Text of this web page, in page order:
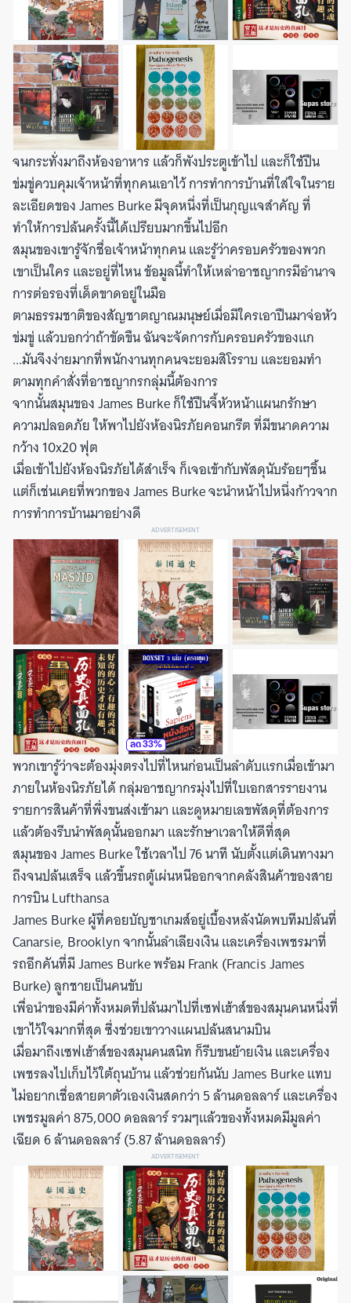
จนกระทั่งมาถึงห้องอาหาร แล้วก็พังประตูเข้าไป และก็ใช้ปืน
ข่มขู่ควบคุมเจ้าหน้าที่ทุกคนเอาไว้ การทำการบ้านที่ใส่ใจในราย
ละเอียดของ James Burke มีจุดหนึ่งที่เป็นกุญแจสำคัญ ที่
ทำให้การปล้นครั้งนี้ได้เปรียบมากขึ้นไปอีก
สมุนของเขารู้จักชื่อเจ้าหน้าทุกคน และรู้ว่าครอบครัวของพวก
เขาเป็นใคร และอยู่ที่ไหน ข้อมูลนี้ทำให้เหล่าอาชญากรมีอำนาจ
การต่อรองที่เด็ดขาดอยู่ในมือ
ตามธรรมชาติของสัญชาตญาณมนุษย์เมื่อมีใครเอาปืนมาจ่อหัว
ข่มขู่ แล้วบอกว่าถ้าขัดขืน ฉันจะจัดการกับครอบครัวของแก
...มันจึงง่ายมากที่พนักงานทุกคนจะยอมสิโรราบ และยอมทำ
ตามทุกคำสั่งที่อาชญากรกลุ่มนี้ต้องการ
จากนั้นสมุนของ James Burke ก็ใช้ปืนจี้หัวหน้าแผนกรักษา
ความปลอดภัย ให้พาไปยังห้องนิรภัยคอนกรีต ที่มีขนาดความ
กว้าง 10x20 ฟุต
เมื่อเข้าไปยังห้องนิรภัยได้สำเร็จ ก็เจอเข้ากับพัสดุนับร้อยๆชิ้น
แต่ก็เช่นเคยที่พวกของ James Burke จะนำหน้าไปหนึ่งก้าวจาก
การทำการบ้านมาอย่างดี
ADVERTISEMENT
ลด33%
พวกเขารู้ว่าจะต้องมุ่งตรงไปที่ไหนก่อนเป็นลำดับแรกเมื่อเข้ามา
ภายในห้องนิรภัยได้ กลุ่มอาชญากรมุ่งไปที่ใบเอกสารรายงาน
รายการสินค้าที่พึ่งขนส่งเข้ามา และดูหมายเลขพัสดุที่ต้องการ
แล้วต้องรีบนำพัสดุนั้นออกมา และรักษาเวลาให้ดีที่สุด
สมุนของ James Burke ใช้เวลาไป 76 นาที นับตั้งแต่เดินทางมา
ถึงจนปล้นเสร็จ แล้วขึ้นรถตู้เผ่นหนีออกจากคลังสินค้าของสาย
การบิน Lufthansa
James Burke ผู้ที่คอยบัญชาเกมส์อยู่เบื้องหลังนัดพบทีมปล้นที่
Canarsie, Brooklyn จากนั้นลำเลียงเงิน และเครื่องเพชรมาที่
รถอีกคันที่มี James Burke พร้อม Frank (Francis James
Burke) ลูกชายเป็นคนขับ
เพื่อนำของมีค่าทั้งหมดที่ปล้นมาไปที่เซฟเฮ้าส์ของสมุนคนหนึ่งที่
เขาไว้ใจมากที่สุด ซึ่งช่วยเขาวางแผนปล้นสนามบิน
เมื่อมาถึงเซฟเฮ้าส์ของสมุนคนสนิท ก็รีบขนย้ายเงิน และเครื่อง
เพชรลงไปเก็บไว้ใต้ถุนบ้าน แล้วช่วยกันนับ James Burke แทบ
ไม่อยากเชื่อสายตาตัวเองเงินสดกว่า 5 ล้านดอลลาร์ และเครื่อง
เพชรมูลค่า 875,000 ดอลลาร์ รวมๆแล้วของทั้งหมดมีมูลค่า
เฉียด 6 ล้านดอลลาร์ (5.87 ล้านดอลลาร์)
ADVERTISEMENT